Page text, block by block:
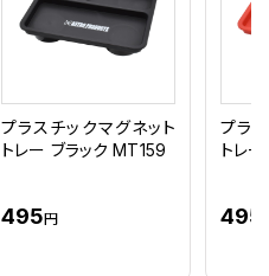
プラスチックマグネット
トレー ブラック MT159
495円
プラ
トレ
495